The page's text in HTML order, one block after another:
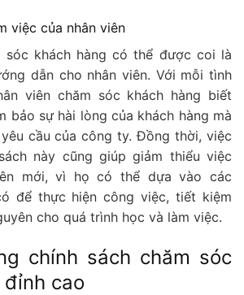
việc của nhân viên
sóc khách hàng có thể được coi là
dẫn cho nhân viên. Với mỗi tình
viên chăm sóc khách hàng biết
bảo sự hài lòng của khách hàng mà
cầu của công ty. Đồng thời, việc
này cũng giúp giảm thiểu việc
mới, vì họ có thể dựa vào các
để thực hiện công việc, tiết kiệm
cho quá trình học và làm việc.
chính sách chăm sóc
cao